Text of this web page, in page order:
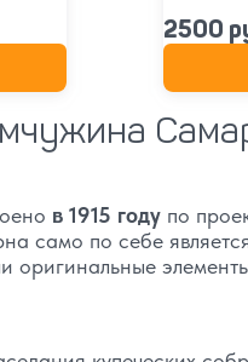
2500
в 1915 году по
само по себе
оригинальные